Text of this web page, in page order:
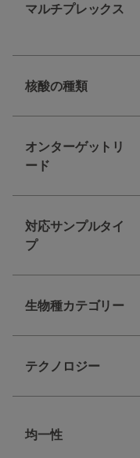
マルチプレックス
核酸の種類
オンターゲットリ
ード
対応サンプルタイ
プ
生物種カテゴリー
テクノロジー
均一性